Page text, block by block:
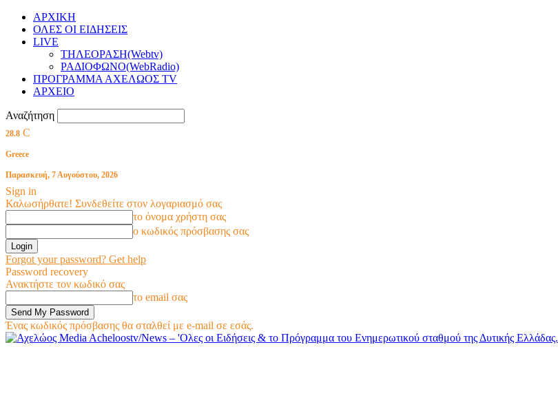
ΑΡΧΙΚΗ
ΟΛΕΣ ΟΙ ΕΙΔΗΣΕΙΣ
LIVE
ΤΗΛΕΟΡΑΣΗ(Webtv)
ΡΑΔΙΟΦΩΝΟ(WebRadio)
ΠΡΟΓΡΑΜΜΑ ΑΧΕΛΩΟΣ TV
ΑΡΧΕΙΟ
Αναζήτηση
28.8 C
Greece
Παρασκευή, 7 Αυγούστου, 2026
Sign in
Καλωσήρθατε! Συνδεθείτε στον λογαριασμό σας
το όνομα χρήστη σας
ο κωδικός πρόσβασης σας
Forgot your password? Get help
Password recovery
Ανακτήστε τον κωδικό σας
το email σας
Ένας κωδικός πρόσβασης θα σταλθεί με e-mail σε εσάς.
Acheloostv/News – 'Ολες οι Ειδήσεις & το Πρόγραμμα του Ενημερωτικού σταθμού της Δυτικής Ελλάδας.